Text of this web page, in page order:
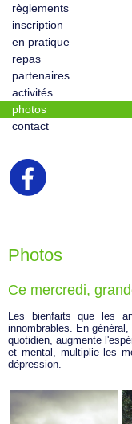
règlements
inscription
en pratique
repas
partenaires
activités
photos
contact
Photos
Ce mercredi,
Les bienfaits que les
innombrables. En
quotidien, augmente
et mental, multiplie les
dépression.